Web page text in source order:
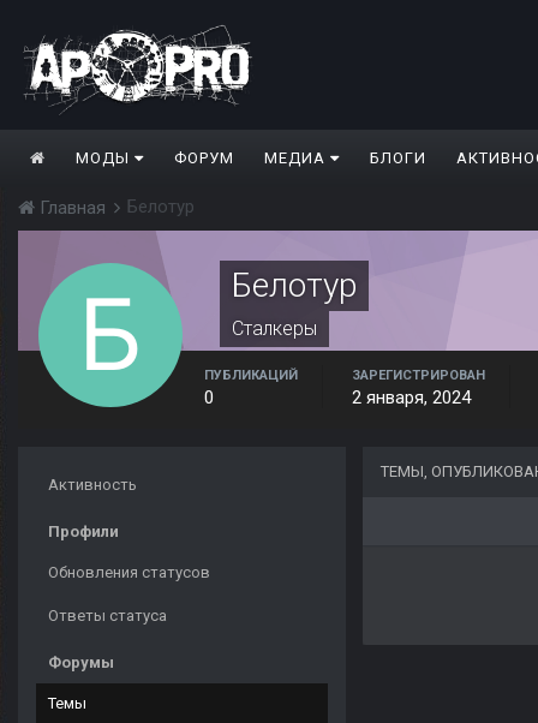
МОДЫ ФОРУМ МЕДИА БЛОГИ
Главная Белотур
Белотур
Сталкеры
ПУБЛИКАЦИЙ
0
ЗАРЕГИСТРИРОВАН
2 января, 2024
Активность
Профили
Обновления статусов
Ответы статуса
Форумы
Темы
ТЕМЫ,